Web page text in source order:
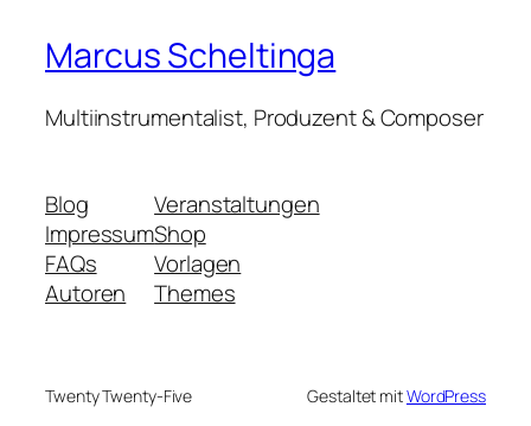
Marcus Scheltinga
Multiinstrumentalist, Produzent & Composer
Blog
Impressum
FAQs
Autoren
Veranstaltungen
Shop
Vorlagen
Themes
Twenty Twenty-Five Gestaltet mitWordPress